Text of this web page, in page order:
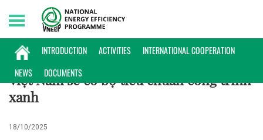
INTRODUCTION ACTIVITIES
INTERNATIONAL COOPERATION
NEWS
DOCUMENTS
Friday, 07/08/2026 | 19:21 GMT+7
PHỔ BIẾN KIẾN THỨC
Việt Nam sẽ có bộ tiêu chuẩn công trình
xanh
18/10/2025